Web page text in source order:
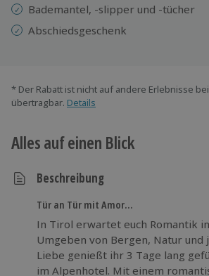
Bademantel, -slipper und -tücher
Abschiedsgeschenk
* Der Rabatt ist nicht auf andere Erlebnisse
übertragbar. Details
Alles auf einen Blick
Beschreibung
Tür an Tür mit Amor...
In Tirol erwartet euch Romantik
Umgeben von Bergen, Natur und
Liebe genießt ihr 3 Tage lang
im Alpenhotel. Mit einem